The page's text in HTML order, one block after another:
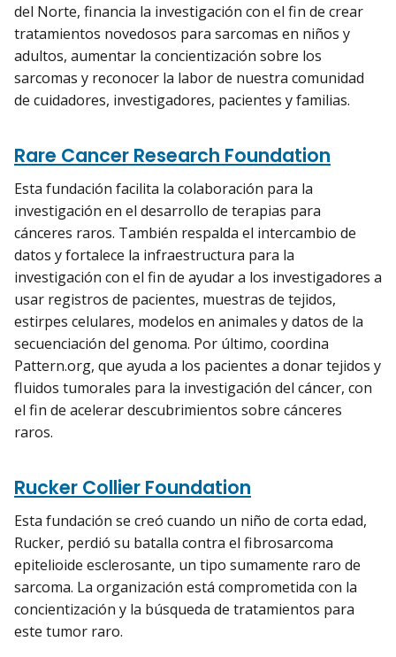
del Norte, financia la investigación con el fin de crear
tratamientos novedosos para sarcomas en niños y
adultos, aumentar la concientización sobre los
sarcomas y reconocer la labor de nuestra comunidad
de cuidadores, investigadores, pacientes y familias.
Rare Cancer Research Foundation
Esta fundación facilita la colaboración para la
investigación en el desarrollo de terapias para
cánceres raros. También respalda el intercambio de
datos y fortalece la infraestructura para la
investigación con el fin de ayudar a los investigadores a
usar registros de pacientes, muestras de tejidos,
estirpes celulares, modelos en animales y datos de la
secuenciación del genoma. Por último, coordina
Pattern.org, que ayuda a los pacientes a donar tejidos y
fluidos tumorales para la investigación del cáncer, con
el fin de acelerar descubrimientos sobre cánceres
raros.
Rucker Collier Foundation
Esta fundación se creó cuando un niño de corta edad,
Rucker, perdió su batalla contra el fibrosarcoma
epitelioide esclerosante, un tipo sumamente raro de
sarcoma. La organización está comprometida con la
concientización y la búsqueda de tratamientos para
este tumor raro.